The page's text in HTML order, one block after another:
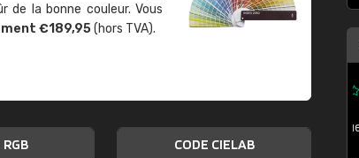
de la bonne couleur. Vous
€189,95(hors TVA).
RGB CODE CIELAB
"Le site ne permet pas de voir clairement quels
sont les produits disponibles. Il y a plusieurs